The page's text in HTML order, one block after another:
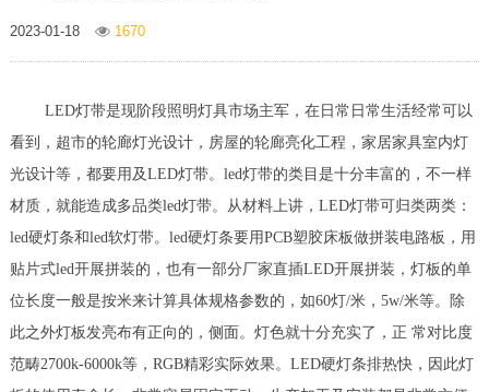
2023-01-18 1670
LED灯带是现阶段照明灯具市场主军，在日常日常生活经常可以
看到，超市的轮廊灯光设计，房屋的轮廊亮化工程，家居家具室内灯
光设计等，都要用及LED灯带。led灯带的类目是十分丰富的，不一样
材质，就能造成多品类led灯带。从材料上讲，LED灯带可归类两类：
led硬灯条和led软灯带。led硬灯条要用PCB塑胶床板做拼装电路板，用
贴片式led开展拼装的，也有一部分厂家直插LED开展拼装，灯板的单
位长度一般是按米来计算具体规格参数的，如60灯/米，5w/米等。除
此之外灯板发亮布有正向的，侧面。灯色就十分充实了，正 常对比度
范畴2700k-6000k等，RGB精彩实际效果。LED硬灯条排热快，因此灯